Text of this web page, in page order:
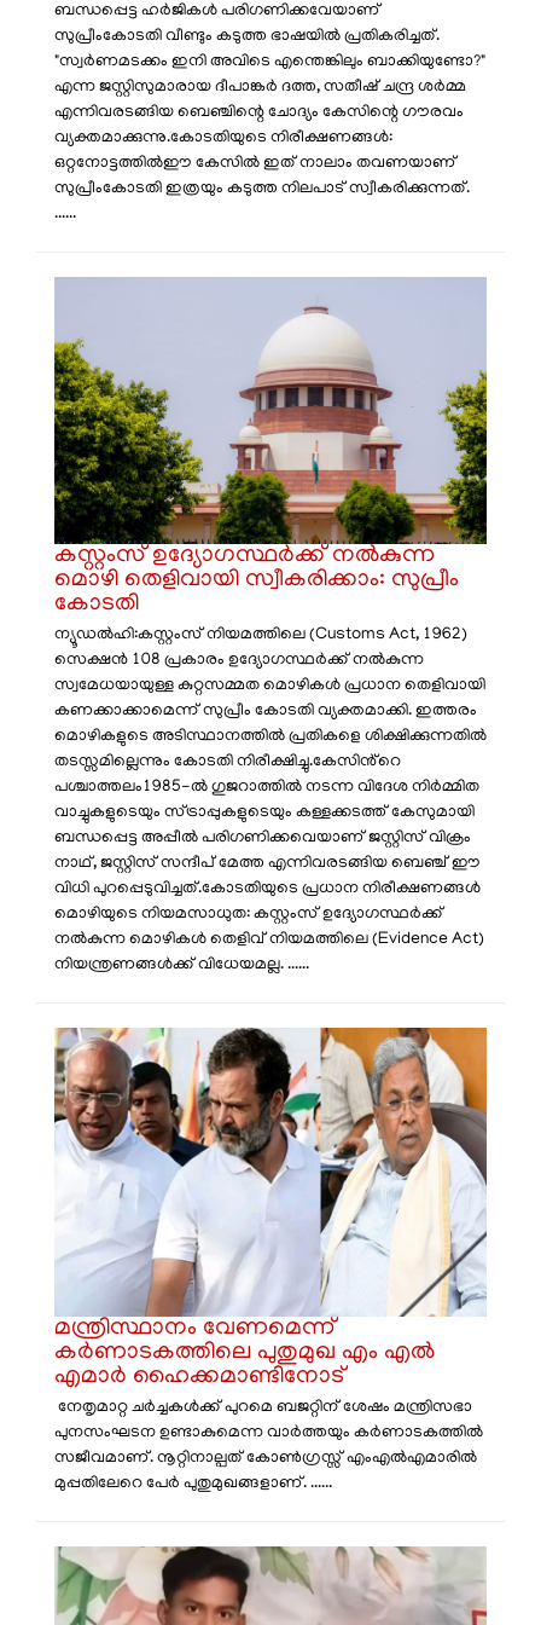
ബന്ധപ്പെട്ട ഹർജികൾ പരിഗണിക്കവേയാണ്
സുപ്രീംകോടതി വീണ്ടും കടുത്ത ഭാഷയിൽ പ്രതികരിച്ചത്.
"സ്വർണമടക്കം ഇനി അവിടെ എന്തെങ്കിലും ബാക്കിയുണ്ടോ?"
എന്ന ജസ്റ്റിസുമാരായ ദീപാങ്കർ ദത്ത, സതീഷ് ചന്ദ്ര ശർമ്മ
എന്നിവരടങ്ങിയ ബെഞ്ചിന്റെ ചോദ്യം കേസിന്റെ ഗൗരവം
വ്യക്തമാക്കുന്നു. ​കോടതിയുടെ നിരീക്ഷണങ്ങൾ:
ഒറ്റനോട്ടത്തിൽ ​ഈ കേസിൽ ഇത് നാലാം തവണയാണ്
സുപ്രീംകോടതി ഇത്രയും കടുത്ത നിലപാട് സ്വീകരിക്കുന്നത്.
......
കസ്റ്റംസ് ഉദ്യോഗസ്ഥർക്ക് നൽകുന്ന
മൊഴി തെളിവായി സ്വീകരിക്കാം: സുപ്രീം
കോടതി
ന്യൂഡൽഹി:​കസ്റ്റംസ് നിയമത്തിലെ (Customs Act, 1962)
സെക്ഷൻ 108 പ്രകാരം ഉദ്യോഗസ്ഥർക്ക് നൽകുന്ന
സ്വമേധയായുള്ള കുറ്റസമ്മത മൊഴികൾ പ്രധാന തെളിവായി
കണക്കാക്കാമെന്ന് സുപ്രീം കോടതി വ്യക്തമാക്കി. ഇത്തരം
മൊഴികളുടെ അടിസ്ഥാനത്തിൽ പ്രതികളെ ശിക്ഷിക്കുന്നതിൽ
തടസ്സമില്ലെന്നും കോടതി നിരീക്ഷിച്ചു. ​കേസിൻ്റെ
പശ്ചാത്തലം ​1985-ൽ ഗുജറാത്തിൽ നടന്ന വിദേശ നിർമ്മിത
വാച്ചുകളുടെയും സ്ട്രാപ്പുകളുടെയും കള്ളക്കടത്ത് കേസുമായി
ബന്ധപ്പെട്ട അപ്പീൽ പരിഗണിക്കവെയാണ് ജസ്റ്റിസ് വിക്രം
നാഥ്, ജസ്റ്റിസ് സന്ദീപ് മേത്ത എന്നിവരടങ്ങിയ ബെഞ്ച് ഈ
വിധി പുറപ്പെടുവിച്ചത്. ​കോടതിയുടെ പ്രധാന നിരീക്ഷണങ്ങൾ ​
മൊഴിയുടെ നിയമസാധുത: കസ്റ്റംസ് ഉദ്യോഗസ്ഥർക്ക്
നൽകുന്ന മൊഴികൾ തെളിവ് നിയമത്തിലെ (Evidence Act)
നിയന്ത്രണങ്ങൾക്ക് വിധേയമല്ല. ......
മന്ത്രിസ്ഥാനം വേണമെന്ന്
കർണാടകത്തിലെ പുതുമുഖ എം എൽ
എമാർ ഹൈക്കമാണ്ടിനോട്
നേതൃമാറ്റ ചർച്ചകൾക്ക് പുറമെ ബജറ്റിന് ശേഷം മന്ത്രിസഭാ
പുനസംഘടന ഉണ്ടാകുമെന്ന വാർത്തയും കർണാടകത്തിൽ
സജീവമാണ്. നൂറ്റിനാല്പത് കോൺഗ്രസ്സ് എംഎൽഎമാരിൽ
മുപ്പതിലേറെ പേർ പുതുമുഖങ്ങളാണ്. ......